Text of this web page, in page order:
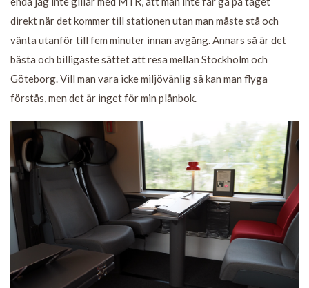
direkt när det kommer till stationen utan man måste stå och
vänta utanför till fem minuter innan avgång. Annars så är det
bästa och billigaste sättet att resa mellan Stockholm och
Göteborg. Vill man vara icke miljövänlig så kan man flyga
förstås, men det är inget för min plånbok.